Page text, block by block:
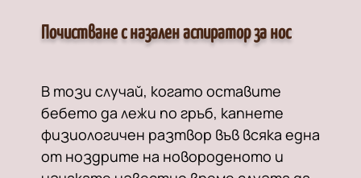
Почистване с назален аспиратор за нос
В този случай, когато оставите
бебето да лежи по гръб, капнете
физиологичен разтвор във всяка една
от ноздрите на новороденото и